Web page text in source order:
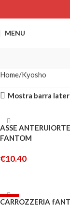
MENU
Home Kyosho
Mostra barra
ESAURITO
ASSE
FANTOM
€10.40
-5%
CARROZZERIA